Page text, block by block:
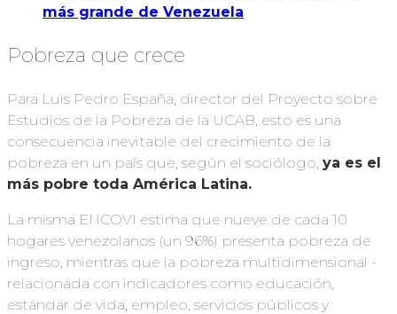
más grande de Venezuela
Pobreza que crece
Para Luis Pedro España, director del Proyecto sobre
Estudios de la Pobreza de la UCAB, esto es una
consecuencia inevitable del crecimiento de la
pobreza en un país que, según el sociólogo, ya es el
más pobre toda América Latina.
La misma ENCOVI estima que nueve de cada 10
hogares venezolanos (un 96%) presenta pobreza de
ingreso, mientras que la pobreza multidimensional -
relacionada con indicadores como educación,
estándar de vida, empleo, servicios públicos y